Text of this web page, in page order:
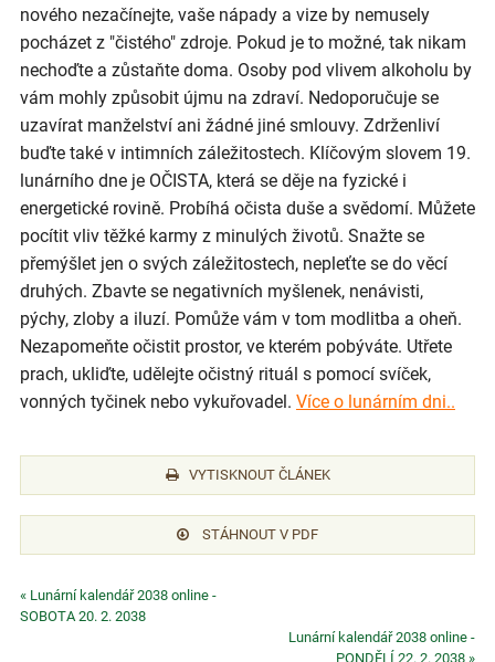
nového nezačínejte, vaše nápady a vize by nemusely
pocházet z "čistého" zdroje. Pokud je to možné, tak nikam
nechoďte a zůstaňte doma. Osoby pod vlivem alkoholu by
vám mohly způsobit újmu na zdraví. Nedoporučuje se
uzavírat manželství ani žádné jiné smlouvy. Zdrženliví
buďte také v intimních záležitostech. Klíčovým slovem 19.
lunárního dne je OČISTA, která se děje na fyzické i
energetické rovině. Probíhá očista duše a svědomí. Můžete
pocítit vliv těžké karmy z minulých životů. Snažte se
přemýšlet jen o svých záležitostech, nepleťte se do věcí
druhých. Zbavte se negativních myšlenek, nenávisti,
pýchy, zloby a iluzí. Pomůže vám v tom modlitba a oheň.
Nezapomeňte očistit prostor, ve kterém pobýváte. Utřete
prach, ukliďte, udělejte očistný rituál s pomocí svíček,
vonných tyčinek nebo vykuřovadel. Více o lunárním dni..
VYTISKNOUT ČLÁNEK
STÁHNOUT V PDF
« Lunární kalendář 2038 online -
SOBOTA 20. 2. 2038
Lunární kalendář 2038 online -
PONDĚLÍ 22. 2. 2038 »